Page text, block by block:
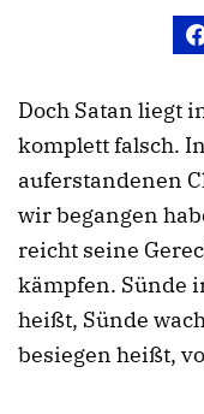
Doch Satan liegt
komplett falsch.
auferstandenen
wir begangen
reicht seine
kämpfen. Sünde
heißt, Sünde
besiegen heißt,